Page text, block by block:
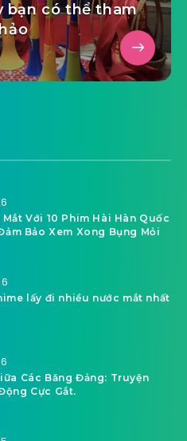
bạn có thể tham
Mắt Với 10 Phim Hài Hàn Quốc
Bảo Xem Xong Bụng Mỏi
lấy đi nhiều nước mắt nhất
Các Băng Đảng: Truyện
Cực Gắt.